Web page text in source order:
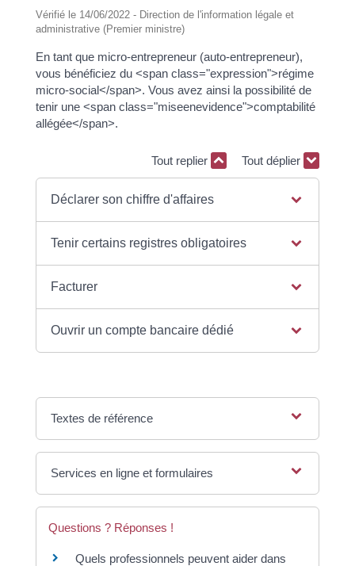
Vérifié le 14/06/2022 - Direction de l'information légale et
administrative (Premier ministre)
En tant que micro-entrepreneur (auto-entrepreneur),
vous bénéficiez du <span class="expression">régime
micro-social</span>. Vous avez ainsi la possibilité de
tenir une <span class="miseenevidence">comptabilité
allégée</span>.
Tout replier Tout déplier
Déclarer son chiffre d'affaires
Tenir certains registres obligatoires
Facturer
Ouvrir un compte bancaire dédié
Textes de référence
Services en ligne et formulaires
Questions ? Réponses !
Quels professionnels peuvent aider dans